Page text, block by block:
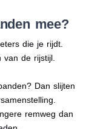
mee?
die je rijdt.
de rijstijl.
Dan slijten
remweg dan